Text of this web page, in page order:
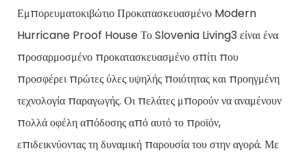
Εμπορευματοκιβώτιο Προκατασκευασμένο Modern
Hurricane Proof House Το Slovenia Living3 είναι ένα
προσαρμοσμένο προκατασκευασμένο σπίτι που
προσφέρει πρώτες ύλες υψηλής ποιότητας και προηγμένη
τεχνολογία παραγωγής. Οι πελάτες μπορούν να αναμένουν
πολλά οφέλη απόδοσης από αυτό το προϊόν,
επιδεικνύοντας τη δυναμική παρουσία του στην αγορά. Με